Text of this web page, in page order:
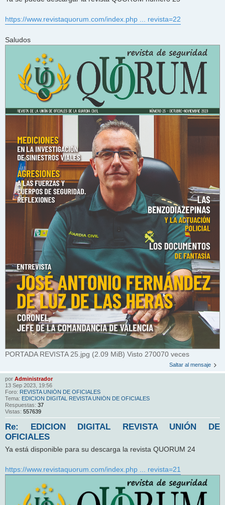
https://www.revistaquorum.com/index.php ... revista=22
Saludos
PORTADA REVISTA 25.jpg (2.09 MiB) Visto 270070 veces
Saltar al mensaje
por Administrador
13 Sep 2023, 19:56
Foro: REVISTA UNIÓN DE OFICIALES
Tema: EDICION DIGITAL REVISTA UNIÓN DE OFICIALES
Respuestas: 37
Vistas: 557639
Re: EDICION DIGITAL REVISTA UNIÓN DE
OFICIALES
Ya está disponible para su descarga la revista QUORUM 24
https://www.revistaquorum.com/index.php ... revista=21